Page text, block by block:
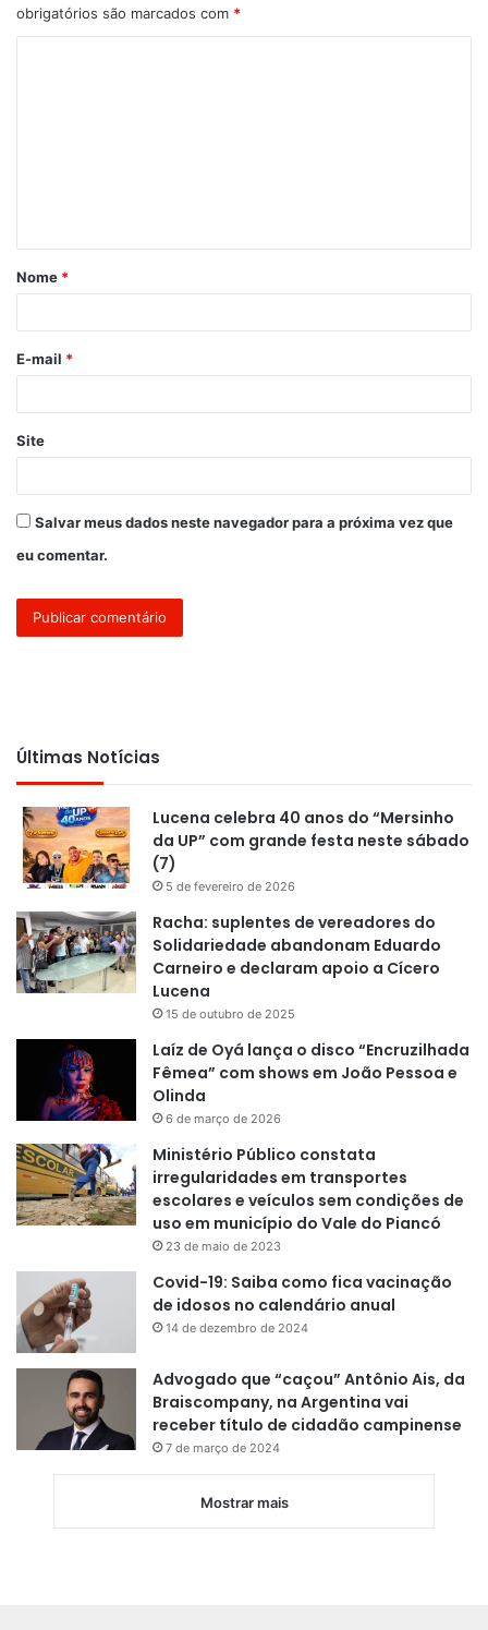
obrigatórios são marcados com *
á
r
*
Nome *
E-mail *
Site
Salvar meus dados neste navegador para a próxima vez que
eu comentar.
Últimas Notícias
Lucena celebra 40 anos do “Mersinho
da UP” com grande festa neste sábado
(7)
5 de fevereiro de 2026
Racha: suplentes de vereadores do
Solidariedade abandonam Eduardo
Carneiro e declaram apoio a Cícero
Lucena
15 de outubro de 2025
Laíz de Oyá lança o disco “Encruzilhada
Fêmea” com shows em João Pessoa e
Olinda
6 de março de 2026
Ministério Público constata
irregularidades em transportes
escolares e veículos sem condições de
uso em município do Vale do Piancó
23 de maio de 2023
Covid-19: Saiba como fica vacinação
de idosos no calendário anual
14 de dezembro de 2024
Advogado que “caçou” Antônio Ais, da
Braiscompany, na Argentina vai
receber título de cidadão campinense
7 de março de 2024
Mostrar mais